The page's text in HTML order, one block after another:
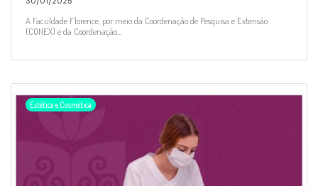
A Faculdade Florence, por meio da Coordenação de Pesquisa e Extensão
(CONEX) e da Coordenação...
Estética e Cosmética